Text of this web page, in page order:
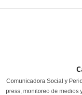
Comunicadora Social y
press, monitoreo de medios